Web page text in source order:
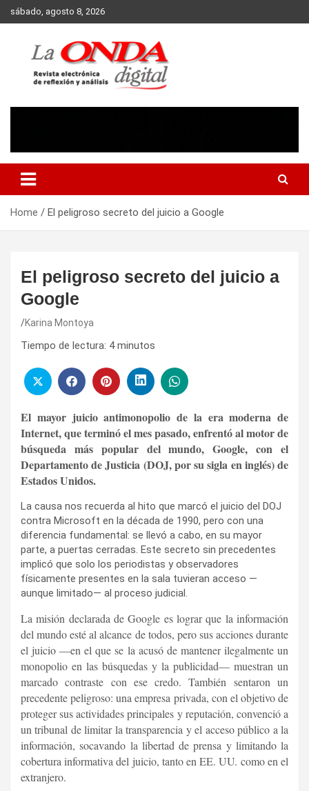
Skip
to
sábado, agosto 8, 2026
Home El peligroso secreto del juicio a Google
El peligroso secreto del juicio a
Google
Karina Montoya
Tiempo de lectura: 4 minutos
El mayor juicio antimonopolio de la era moderna de
Internet, que terminó el mes pasado, enfrentó al motor de
búsqueda más popular del mundo, Google, con el
Departamento de Justicia (DOJ, por su sigla en inglés) de
Estados Unidos.
La causa nos recuerda al hito que marcó el juicio del DOJ
contra Microsoft en la década de 1990, pero con una
diferencia fundamental: se llevó a cabo, en su mayor
parte, a puertas cerradas. Este secreto sin precedentes
implicó que solo los periodistas y observadores
físicamente presentes en la sala tuvieran acceso —
aunque limitado— al proceso judicial.
La misión declarada de Google es lograr que la información
del mundo esté al alcance de todos, pero sus acciones durante
el juicio —en el que se la acusó de mantener ilegalmente un
monopolio en las búsquedas y la publicidad— muestran un
marcado contraste con ese credo. También sentaron un
precedente peligroso: una empresa privada, con el objetivo de
proteger sus actividades principales y reputación, convenció a
un tribunal de limitar la transparencia y el acceso público a la
información, socavando la libertad de prensa y limitando la
cobertura informativa del juicio, tanto en EE. UU. como en el
extranjero.